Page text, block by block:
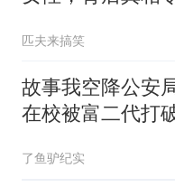
匹夫来搞笑
故事我空降公安
在校被富二代打
了鱼驴纪实